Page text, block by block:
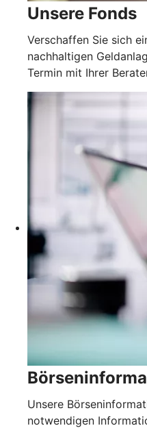
Unsere Fonds
Verschaffen Sie sich
nachhaltigen
Termin mit Ihrer
Unsere
notwendigen